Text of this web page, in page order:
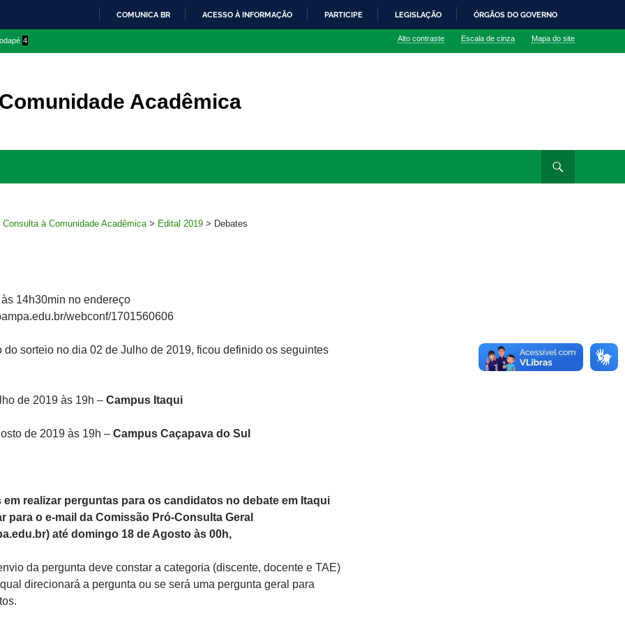
O
COMUNICA BR ACESSO À INFORMAÇÃO PARTICIPE LEGISLAÇÃO ÓRGÃOS DO GOVERNO
4 Alto contraste Escala de cinza Mapa do site
Acadêmica
Consulta à Comunidade Acadêmica > Edital 2019 > Debates
14h30min no endereço
webconf/1701560606
do sorteio no dia 02 de Julho de 2019, ficou definido os seguintes
de 2019 às 19h – Campus Itaqui
de 2019 às 19h – Campus Caçapava do Sul
realizar perguntas para os candidatos no debate em Itaqui
para o e-mail da Comissão Pró-Consulta Geral
até domingo 18 de Agosto às 00h,
da pergunta deve constar a categoria (discente, docente e TAE)
direcionará a pergunta ou se será uma pergunta geral para